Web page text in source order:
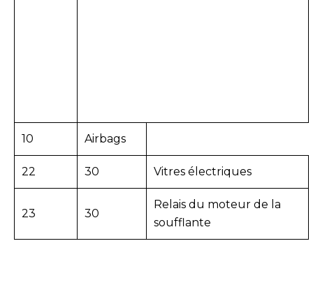
10 Airbags
22 30 Vitres électriques
23 30
Relais du moteur de la
soufflante